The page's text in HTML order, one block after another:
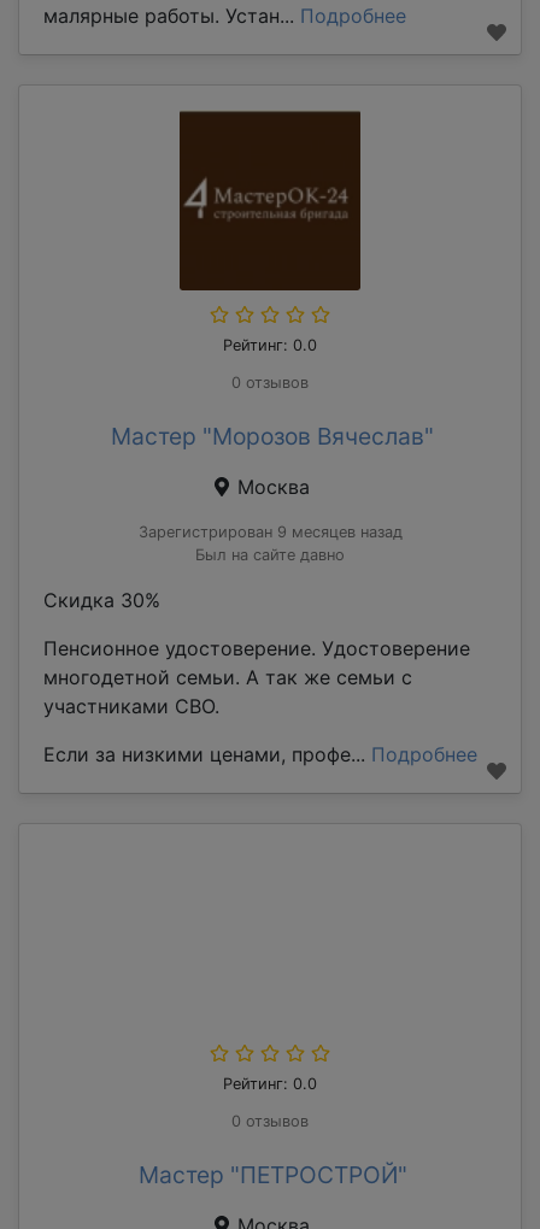
малярные работы. Устан... Подробнее
Рейтинг: 0.0
0 отзывов
Мастер "Морозов Вячеслав"
Москва
Зарегистрирован 9 месяцев назад
Был на сайте давно
Скидка 30%
Пенсионное удостоверение. Удостоверение
многодетной семьи. А так же семьи с
участниками СВО.
Если за низкими ценами, профе... Подробнее
Рейтинг: 0.0
0 отзывов
Мастер "ПЕТРОСТРОЙ"